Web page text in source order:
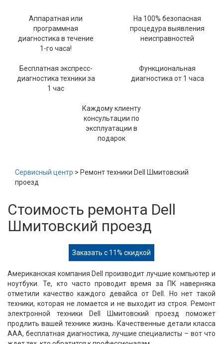
Аппаратная или
программная
диагностика в течение
1-го часа!
На 100% безопасная
процедура выявления
неисправностей
Бесплатная экспресс-
диагностика техники за
1 час
Функциональная
диагностика от 1 часа
Каждому клиенту
консультации по
эксплуатации в
подарок
Сервисный центр > Ремонт техники Dell Шмитовский
проезд
Стоимость ремонта Dell
Шмитовский проезд
Заказать с 11% скидкой
Американская компания Dell производит лучшие компьютер и
ноутбуки. Те, кто часто проводит время за ПК наверняка
отметили качество каждого девайса от Dell. Но нет такой
техники, которая не ломается и не выходит из строя. Ремонт
электронной техники Dell Шмитовский проезд поможет
продлить вашей технике жизнь. Качественные детали класса
ААА, бесплатная диагностика, лучшие специалисты – вот что